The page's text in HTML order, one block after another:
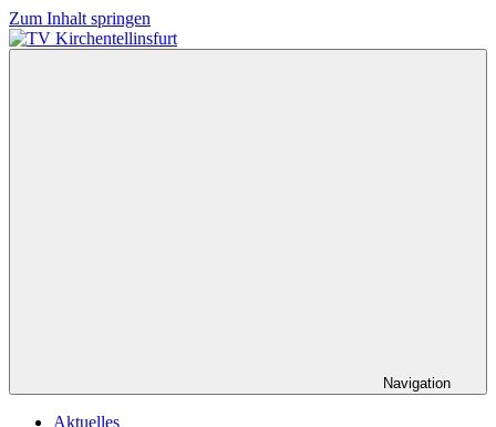
Zum Inhalt springen
Navigation
Aktuelles